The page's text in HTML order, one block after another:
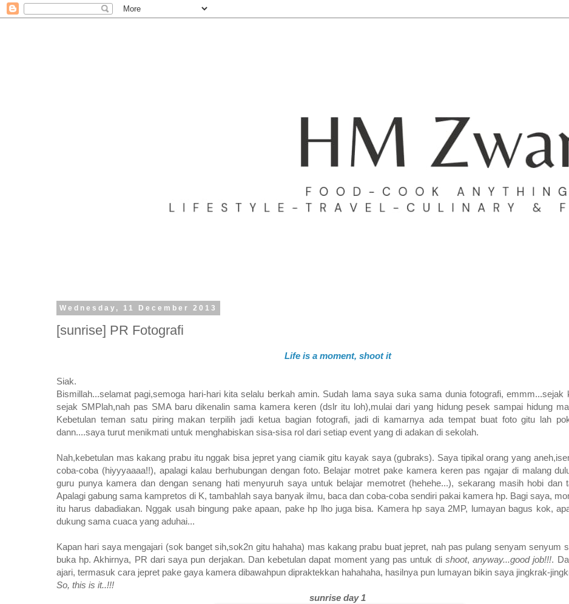
Wednesday, 11 December 2013
[sunrise] PR Fotografi
Life is a moment, shoot it
Siak.
Bismillah...selamat pagi,semoga hari-hari kita selalu berkah amin. Sudah lama saya suka sama dunia fotografi, emmm...sejak
sejak SMPlah,nah pas SMA baru dikenalin sama kamera keren (dslr itu loh),mulai dari yang hidung pesek sampai hidung
Kebetulan teman satu piring makan terpilih jadi ketua bagian fotografi, jadi di kamarnya ada tempat buat foto gitu lah
dann....saya turut menikmati untuk menghabiskan sisa-sisa rol dari setiap event yang di adakan di sekolah.
Nah,kebetulan mas kakang prabu itu nggak bisa jepret yang ciamik gitu kayak saya (gubraks). Saya tipikal orang yang
coba-coba (hiyyyaaaa!!), apalagi kalau berhubungan dengan foto. Belajar motret pake kamera keren pas ngajar di malang
guru punya kamera dan dengan senang hati menyuruh saya untuk belajar memotret (hehehe...), sekarang masih hobi dan
Apalagi gabung sama kampretos di K, tambahlah saya banyak ilmu, baca dan coba-coba sendiri pakai kamera hp. Bagi saya,
itu harus dabadiakan. Nggak usah bingung pake apaan, pake hp lho juga bisa. Kamera hp saya 2MP, lumayan bagus kok,
dukung sama cuaca yang aduhai...
Kapan hari saya mengajari (sok banget sih,sok2n gitu hahaha) mas kakang prabu buat jepret, nah pas pulang senyam senyum
buka hp. Akhirnya, PR dari saya pun derjakan. Dan kebetulan dapat moment yang pas untuk di shoot,anyway...good job!!!.
ajari, termasuk cara jepret pake gaya kamera dibawahpun dipraktekkan hahahaha, hasilnya pun lumayan bikin saya jingkrak-
So, this is it..!!!
sunrise day 1